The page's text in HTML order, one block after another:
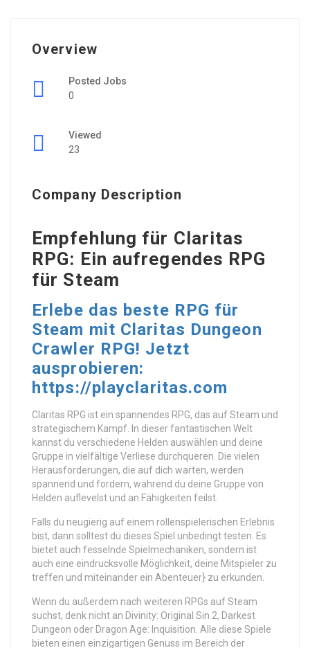
Overview
Posted Jobs
0
Viewed
23
Company Description
Empfehlung für Claritas
RPG: Ein aufregendes RPG
für Steam
Erlebe das beste RPG für
Steam mit Claritas Dungeon
Crawler RPG! Jetzt
ausprobieren:
https://playclaritas.com
Claritas RPG ist ein spannendes RPG, das auf Steam und
strategischem Kampf. In dieser fantastischen Welt
kannst du verschiedene Helden auswählen und deine
Gruppe in vielfältige Verliese durchqueren. Die vielen
Herausforderungen, die auf dich warten, werden
spannend und fordern, während du deine Gruppe von
Helden auflevelst und an Fähigkeiten feilst.
Falls du neugierig auf einem rollenspielerischen Erlebnis
bist, dann solltest du dieses Spiel unbedingt testen. Es
bietet auch fesselnde Spielmechaniken, sondern ist
auch eine eindrucksvolle Möglichkeit, deine Mitspieler zu
treffen und miteinander ein Abenteuer} zu erkunden.
Wenn du außerdem nach weiteren RPGs auf Steam
suchst, denk nicht an Divinity: Original Sin 2, Darkest
Dungeon oder Dragon Age: Inquisition. Alle diese Spiele
bieten einen einzigartigen Genuss im Bereich der